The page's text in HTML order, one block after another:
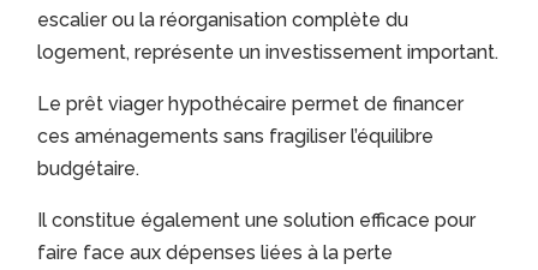
escalier ou la réorganisation complète du
logement, représente un investissement important.
Le prêt viager hypothécaire permet de financer
ces aménagements sans fragiliser l’équilibre
budgétaire.
Il constitue également une solution efficace pour
faire face aux dépenses liées à la perte